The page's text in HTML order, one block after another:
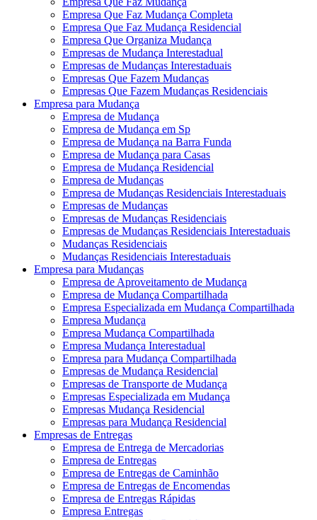
Empresa Que Faz Mudança Completa
Empresa Que Faz Mudança Residencial
Empresa Que Organiza Mudança
Empresas de Mudança Interestadual
Empresas de Mudanças Interestaduais
Empresas Que Fazem Mudanças
Empresas Que Fazem Mudanças Residenciais
Empresa para Mudança
Empresa de Mudança
Empresa de Mudança em Sp
Empresa de Mudança na Barra Funda
Empresa de Mudança para Casas
Empresa de Mudança Residencial
Empresa de Mudanças
Empresa de Mudanças Residenciais Interestaduais
Empresas de Mudanças
Empresas de Mudanças Residenciais
Empresas de Mudanças Residenciais Interestaduais
Mudanças Residenciais
Mudanças Residenciais Interestaduais
Empresa para Mudanças
Empresa de Aproveitamento de Mudança
Empresa de Mudança Compartilhada
Empresa Especializada em Mudança Compartilhada
Empresa Mudança
Empresa Mudança Compartilhada
Empresa Mudança Interestadual
Empresa para Mudança Compartilhada
Empresas de Mudança Residencial
Empresas de Transporte de Mudança
Empresas Especializada em Mudança
Empresas Mudança Residencial
Empresas para Mudança Residencial
Empresas de Entregas
Empresa de Entrega de Mercadorias
Empresa de Entregas
Empresa de Entregas de Caminhão
Empresa de Entregas de Encomendas
Empresa de Entregas Rápidas
Empresa Entregas